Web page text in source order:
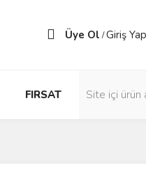
Üye Ol /Giriş Yap
FIRSAT